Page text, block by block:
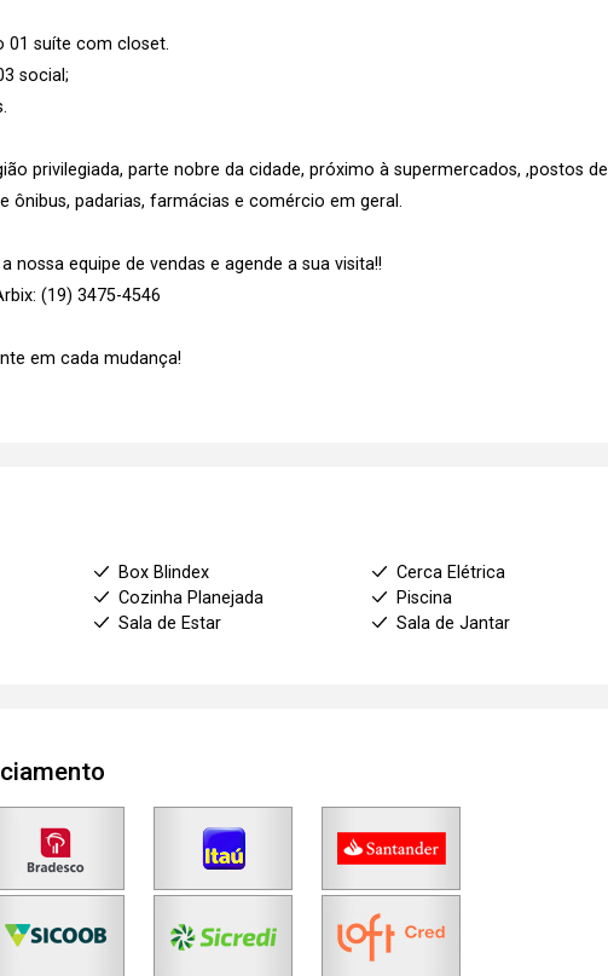
01 suíte com closet.
social;
privilegiada, parte nobre da cidade, próximo à supermercados, ,postos de
ônibus, padarias, farmácias e comércio em geral.
nossa equipe de vendas e agende a sua visita!!
(19) 3475-4546
em cada mudança!
Box Blindex
Cerca Elétrica
Cozinha Planejada
Piscina
Sala de Estar Sala de Jantar